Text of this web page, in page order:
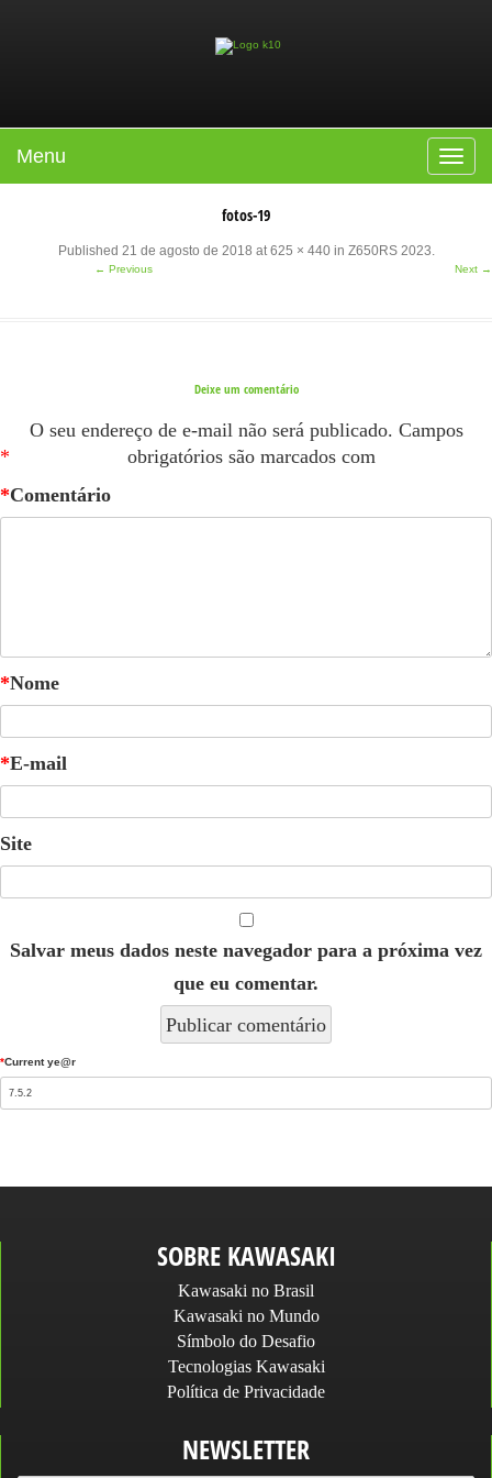
Toggle
Menu
fotos-19
Published 21 de agosto de 2018 at625 × 440in Z650RS 2023.
← Previous Next →
Deixe um comentário
O seu endereço de e-mail não será publicado. Campos
obrigatórios são marcados com
*
Comentário
*
Nome
*
E-mail
*
Site
Salvar meus dados neste navegador para a próxima vez
que eu comentar.
Current ye@r
*
SOBRE KAWASAKI
Kawasaki no Brasil
Kawasaki no Mundo
Símbolo do Desafio
Tecnologias Kawasaki
Política de Privacidade
NEWSLETTER